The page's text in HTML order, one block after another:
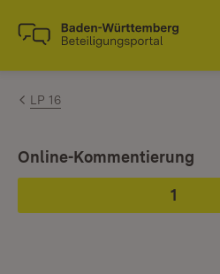
Zum Inhalt springen
Link zur Startseite
LP 16
Phase
1
:
Ist ausgewählt.
Online-Kommentierung